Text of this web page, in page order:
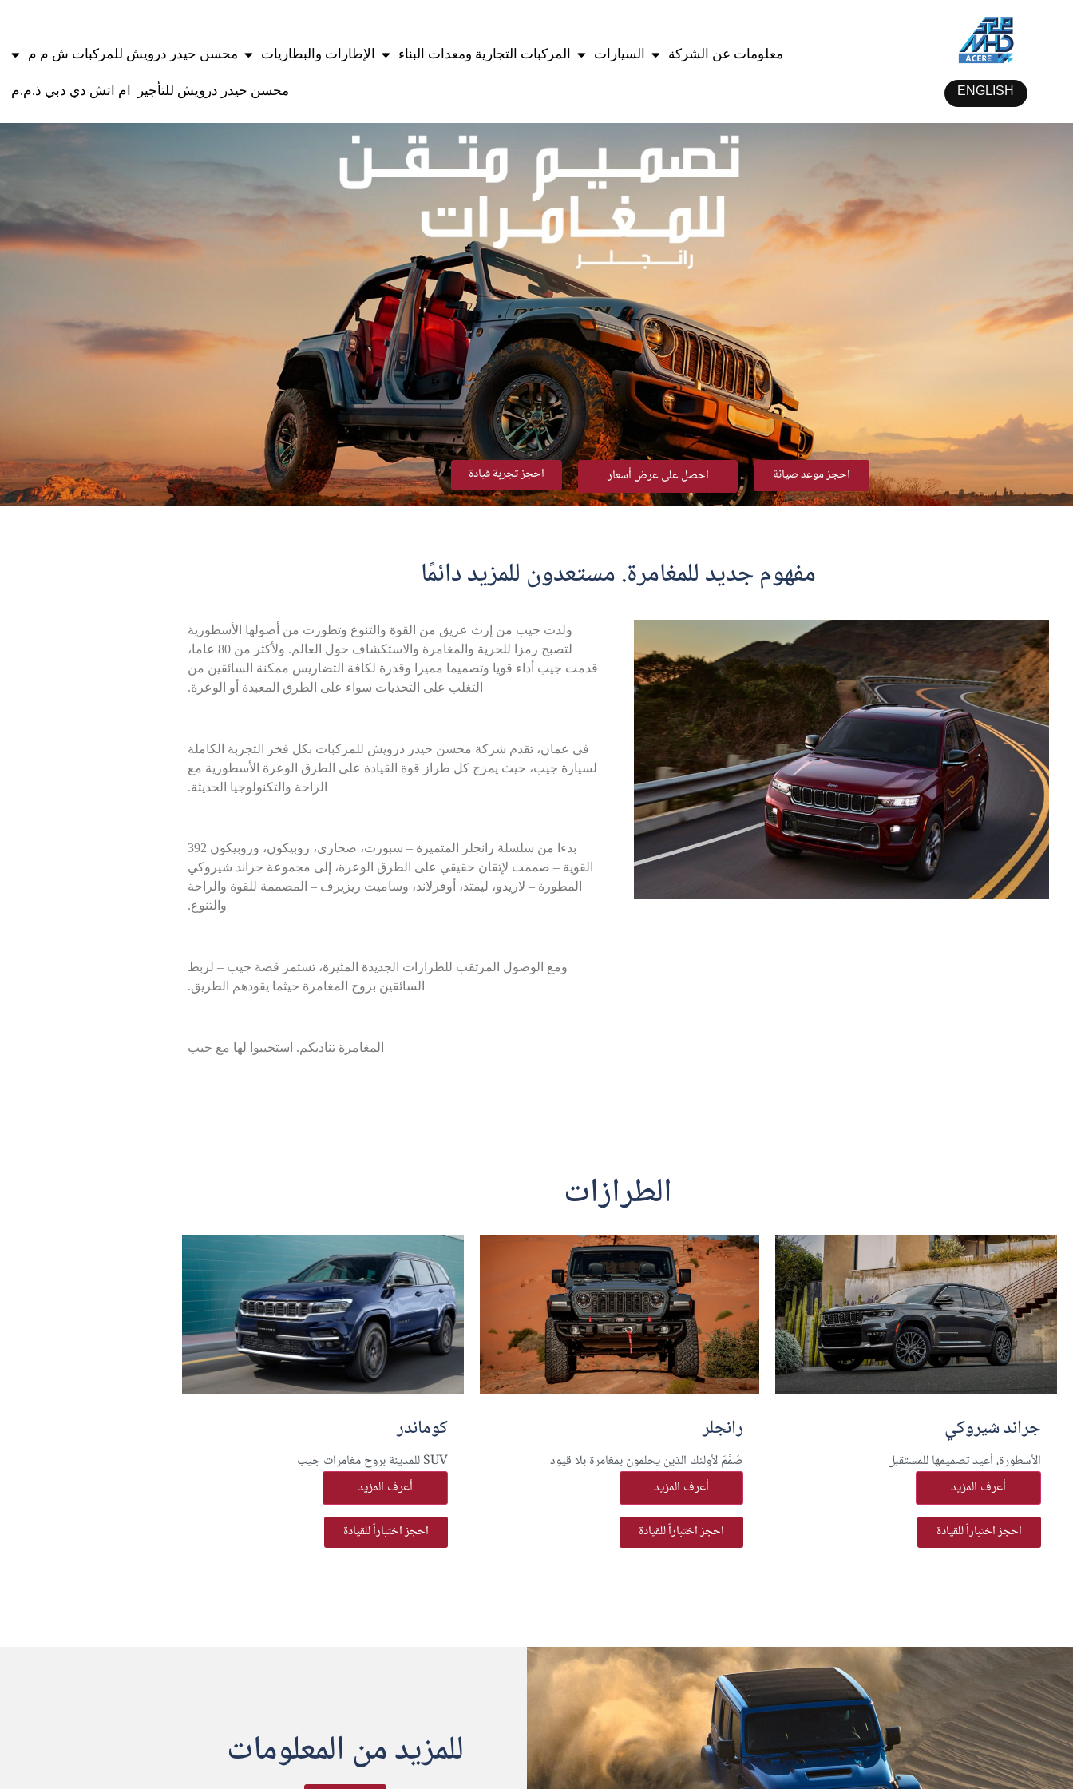
ENGLISH
معلومات عن الشركة السيارات المركبات التجارية ومعدات البناء الإطارات والبطاريات محسن حيدر درويش للمركبات ش م م
محسن حيدر درويش للتأجير ام اتش دي دبي ذ.م.م
احجز موعد صيانة احصل على عرض أسعار احجز تجربة قيادة
مفهوم جديد للمغامرة. مستعدون للمزيد دائمًا
ولدت جيب من إرث عريق من القوة والتنوع وتطورت من أصولها الأسطورية
لتصبح رمزا للحرية والمغامرة والاستكشاف حول العالم. ولأكثر من 80 عاما،
قدمت جيب أداء قويا وتصميما مميزا وقدرة لكافة التضاريس ممكنة السائقين من
التغلب على التحديات سواء على الطرق المعبدة أو الوعرة.
في عمان، تقدم شركة محسن حيدر درويش للمركبات بكل فخر التجربة الكاملة
لسيارة جيب، حيث يمزج كل طراز قوة القيادة على الطرق الوعرة الأسطورية مع
الراحة والتكنولوجيا الحديثة.
بدءا من سلسلة رانجلر
المتميزة – سبورت، صحارى، روبيكون، وروبيكون 392
القوية – صممت لإتقان حقيقي على الطرق الوعرة، إلى مجموعة جراند شيروكي
المطورة – لاريدو، ليمتد، أوفرلاند، وساميت ريزيرف – المصممة للقوة والراحة
والتنوع.
ومع الوصول المرتقب للطرازات الجديدة المثيرة، تستمر قصة جيب – لربط
السائقين بروح المغامرة حيثما يقودهم الطريق.
المغامرة تناديكم. استجيبوا لها مع جيب
الطرازات
جراند شيروكي
الأسطورة، أعيد تصميمها للمستقبل
أعرف المزيد
احجز اختباراً للقيادة
رانجلر
صُمِّمَ لأولئك الذين يحلمون بمغامرة بلا قيود
أعرف المزيد
احجز اختباراً للقيادة
كوماندر
SUV للمدينة بروح مغامرات جيب
أعرف المزيد
احجز اختباراً للقيادة
للمزيد من المعلومات